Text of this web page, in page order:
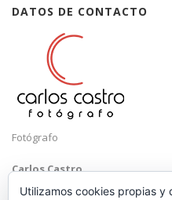
DATOS DE CONTACTO
Fotógrafo
Carlos Castro
Málaga
Utilizamos cookies propias